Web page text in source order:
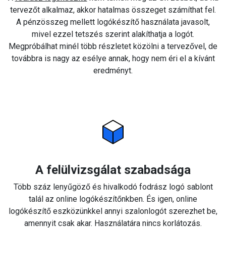
tervezőt alkalmaz, akkor hatalmas összeget számíthat fel.
A pénzösszeg mellett logókészítő használata javasolt,
mivel ezzel tetszés szerint alakíthatja a logót.
Megpróbálhat minél több részletet közölni a tervezővel, de
továbbra is nagy az esélye annak, hogy nem éri el a kívánt
eredményt.
A felülvizsgálat szabadsága
Több száz lenyűgöző és hivalkodó fodrász logó sablont
talál az online logókészítőnkben. És igen, online
logókészítő eszközünkkel annyi szalonlogót szerezhet be,
amennyit csak akar. Használatára nincs korlátozás.